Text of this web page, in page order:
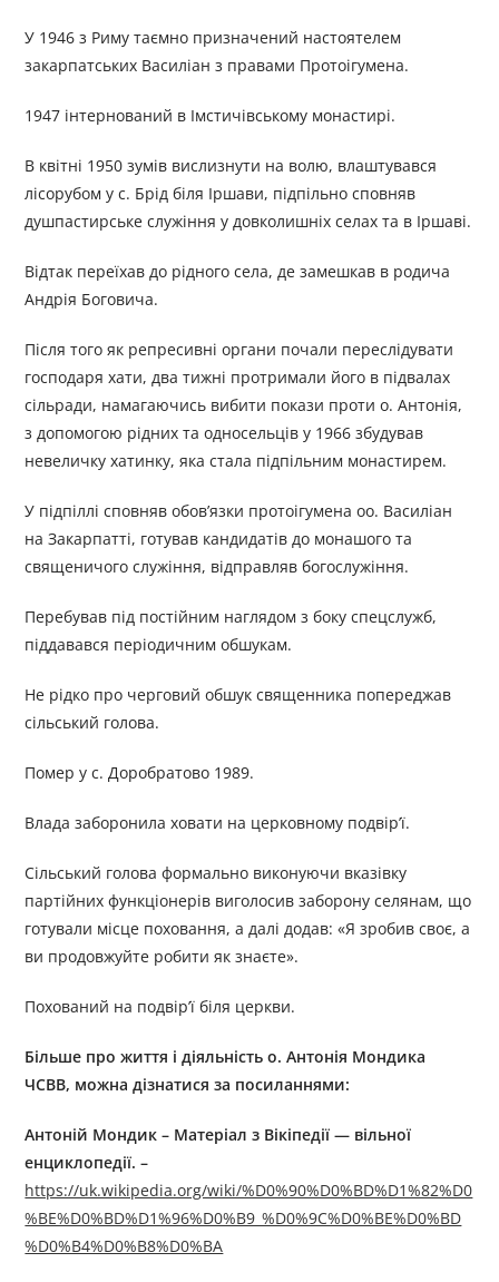
У 1946 з Риму таємно призначений настоятелем
закарпатських Василіан з правами Протоігумена.
1947 інтернований в Імстичівському монастирі.
В квітні 1950 зумів вислизнути на волю, влаштувався
лісорубом у с. Брід біля Іршави, підпільно сповняв
душпастирське служіння у довколишніх селах та в Іршаві.
Відтак переїхав до рідного села, де замешкав в родича
Андрія Боговича.
Після того як репресивні органи почали переслідувати
господаря хати, два тижні протримали його в підвалах
сільради, намагаючись вибити покази проти о. Антонія,
з допомогою рідних та односельців у 1966 збудував
невеличку хатинку, яка стала підпільним монастирем.
У підпіллі сповняв обов’язки протоігумена оо. Василіан
на Закарпатті, готував кандидатів до монашого та
священичого служіння, відправляв богослужіння.
Перебував під постійним наглядом з боку спецслужб,
піддавався періодичним обшукам.
Не рідко про черговий обшук священника попереджав
сільський голова.
Помер у с. Доробратово 1989.
Влада заборонила ховати на церковному подвір’ї.
Сільський голова формально виконуючи вказівку
партійних функціонерів виголосив заборону селянам, що
готували місце поховання, а далі додав: «Я зробив своє, а
ви продовжуйте робити як знаєте».
Похований на подвір’ї біля церкви.
Більше про життя і діяльністьо.Антонія Мондика
ЧСВВ, можна дізнатися за посиланнями:
Антоній Мондик – Матеріал з Вікіпедії — вільної
енциклопедії. –
https://uk.wikipedia.org/wiki/%D0%90%D0%BD%D1%82%D0
%BE%D0%BD%D1%96%D0%B9_%D0%9C%D0%BE%D0%BD
%D0%B4%D0%B8%D0%BA